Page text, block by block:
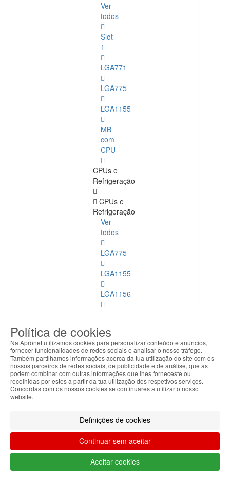
Ver
todos
Slot
1
LGA771
LGA775
LGA1155
MB
com
CPU
CPUs e
Refrigeração
CPUs e
Refrigeração
Ver
todos
LGA775
LGA1155
LGA1156
LGA2011
LGA1150
AMD
Refrigeração
Memórias
Dimm
Memórias
Política de cookies
Na Apronet utilizamos cookies para personalizar conteúdo e anúncios,
fornecer funcionalidades de redes sociais e analisar o nosso tráfego.
Também partilhamos informações acerca da tua utilização do site com os
nossos parceiros de redes sociais, de publicidade e de análise, que as
podem combinar com outras informações que lhes forneceste ou
recolhidas por estes a partir da tua utilização dos respetivos serviços.
Concordas com os nossos cookies se continuares a utilizar o nosso
website.
Definições de cookies
Continuar sem aceitar
Aceitar cookies